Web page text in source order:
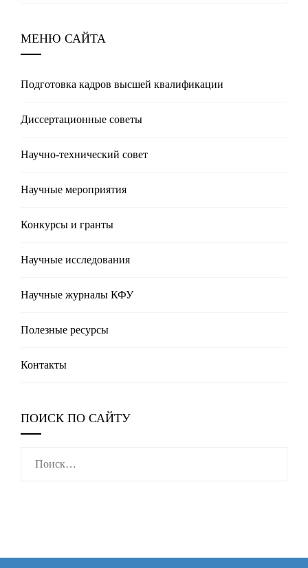
МЕНЮ САЙТА
Подготовка кадров высшей квалификации
Диссертационные советы
Научно-технический совет
Научные мероприятия
Конкурсы и гранты
Научные исследования
Научные журналы КФУ
Полезные реcурсы
Контакты
ПОИСК ПО САЙТУ